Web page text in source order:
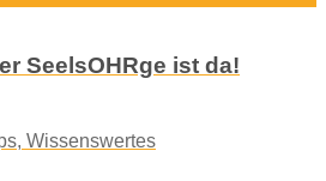
SeelsOHRge ist da!
, Wissenswertes